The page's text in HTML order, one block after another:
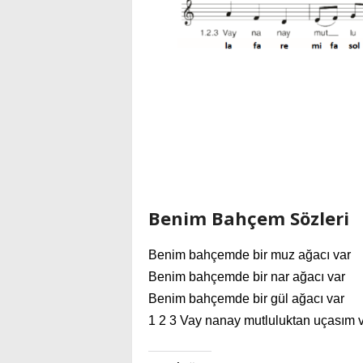
Benim Bahçem Sözleri
Benim bahçemde bir muz ağacı var
Benim bahçemde bir nar ağacı var
Benim bahçemde bir gül ağacı var
1 2 3 Vay nanay mutluluktan uçasım